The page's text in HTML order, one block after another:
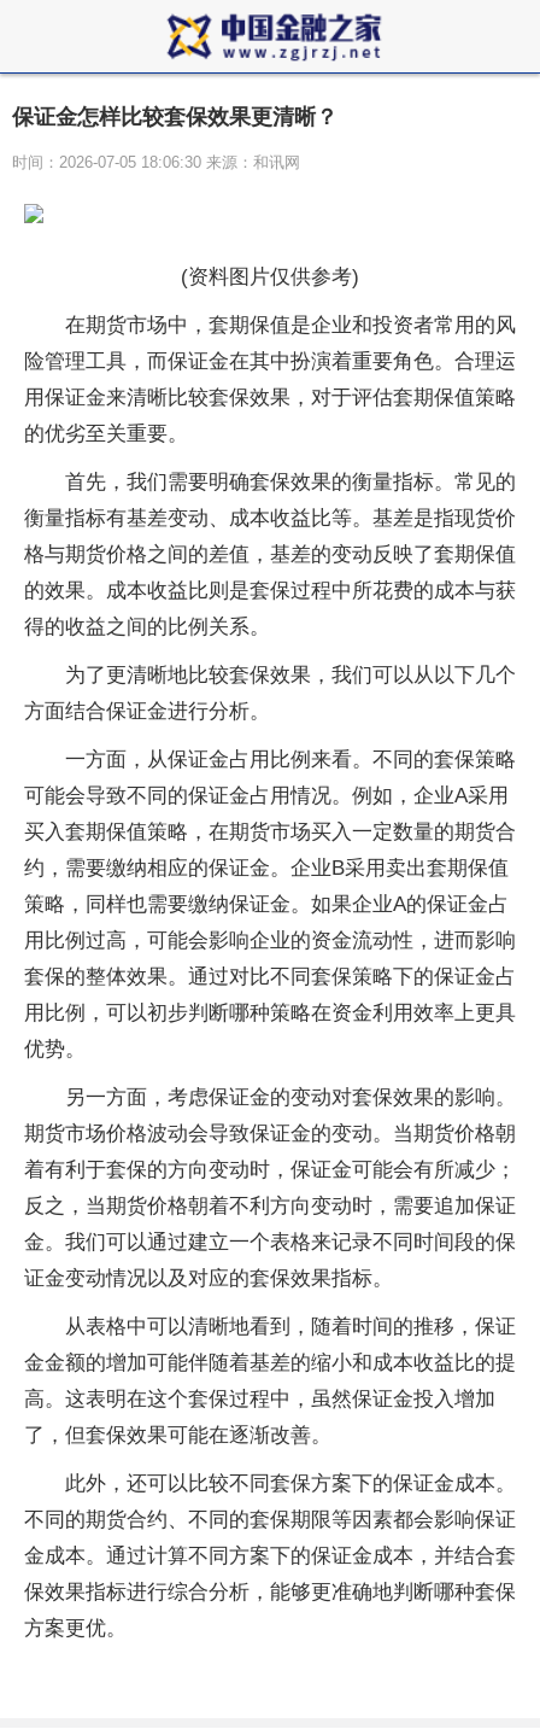
保证金怎样比较套保效果更清晰？
时间：2026-07-05 18:06:30 来源：和讯网
(资料图片仅供参考)
在期货市场中，套期保值是企业和投资者常用的风
险管理工具，而保证金在其中扮演着重要角色。合理运
用保证金来清晰比较套保效果，对于评估套期保值策略
的优劣至关重要。
首先，我们需要明确套保效果的衡量指标。常见的
衡量指标有基差变动、成本收益比等。基差是指现货价
格与期货价格之间的差值，基差的变动反映了套期保值
的效果。成本收益比则是套保过程中所花费的成本与获
得的收益之间的比例关系。
为了更清晰地比较套保效果，我们可以从以下几个
方面结合保证金进行分析。
一方面，从保证金占用比例来看。不同的套保策略
可能会导致不同的保证金占用情况。例如，企业A采用
买入套期保值策略，在期货市场买入一定数量的期货合
约，需要缴纳相应的保证金。企业B采用卖出套期保值
策略，同样也需要缴纳保证金。如果企业A的保证金占
用比例过高，可能会影响企业的资金流动性，进而影响
套保的整体效果。通过对比不同套保策略下的保证金占
用比例，可以初步判断哪种策略在资金利用效率上更具
优势。
另一方面，考虑保证金的变动对套保效果的影响。
期货市场价格波动会导致保证金的变动。当期货价格朝
着有利于套保的方向变动时，保证金可能会有所减少；
反之，当期货价格朝着不利方向变动时，需要追加保证
金。我们可以通过建立一个表格来记录不同时间段的保
证金变动情况以及对应的套保效果指标。
从表格中可以清晰地看到，随着时间的推移，保证
金金额的增加可能伴随着基差的缩小和成本收益比的提
高。这表明在这个套保过程中，虽然保证金投入增加
了，但套保效果可能在逐渐改善。
此外，还可以比较不同套保方案下的保证金成本。
不同的期货合约、不同的套保期限等因素都会影响保证
金成本。通过计算不同方案下的保证金成本，并结合套
保效果指标进行综合分析，能够更准确地判断哪种套保
方案更优。